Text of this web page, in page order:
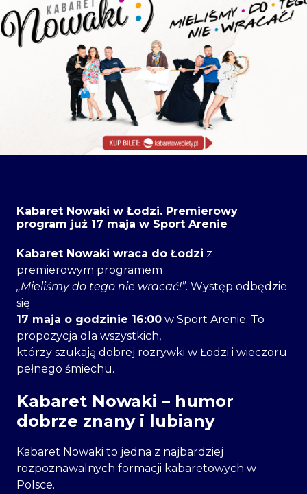
Kabaret Nowaki w Łodzi. Premierowy
program już 17 maja w Sport Arenie
Kabaret Nowaki wraca do Łodzi z
premierowym programem
„Mieliśmy do tego nie wracać!”. Występ odbędzie
się
17 maja o godzinie 16:00 w Sport Arenie. To
propozycja dla wszystkich,
którzy szukają dobrej rozrywki w Łodzi i wieczoru
pełnego śmiechu.
Kabaret Nowaki – humor
dobrze znany i lubiany
Kabaret Nowaki to jedna z najbardziej
rozpoznawalnych formacji kabaretowych w
Polsce.